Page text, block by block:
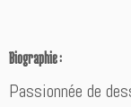
Biographie :
Passionnée de